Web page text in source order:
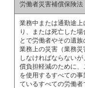
労働者災害補償保険
業務中または通勤途
り、または死亡した
とで労働者やその遺
業務上の災害（業務
しなければならない
償負担軽減のために
を使用するすべての
ているすべての労働者